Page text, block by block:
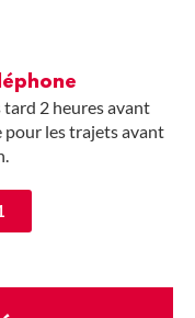
tard 2 heures avant
pour les trajets avant